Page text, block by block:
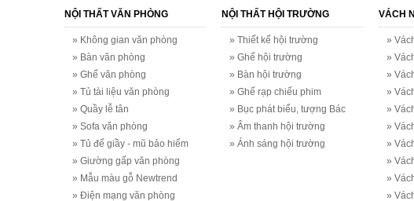
NỘI THẤT VĂN PHÒNG
» Không gian văn phòng
» Bàn văn phòng
» Ghế văn phòng
» Tủ tài liệu văn phòng
» Quầy lễ tân
» Sofa văn phòng
» Tủ để giầy - mũ bảo hiểm
» Giường gấp văn phòng
» Mẫu màu gỗ Newtrend
» Điện mạng văn phòng
NỘI THẤT HỘI TRƯỜNG
» Thiết kế hội trường
» Ghế hội trường
» Bàn hội trường
» Ghế rạp chiếu phim
» Bục phát biểu, tượng Bác
» Âm thanh hội trường
» Ánh sáng hội trường
VÁCH
»
»
»
»
»
»
»
»
»
»